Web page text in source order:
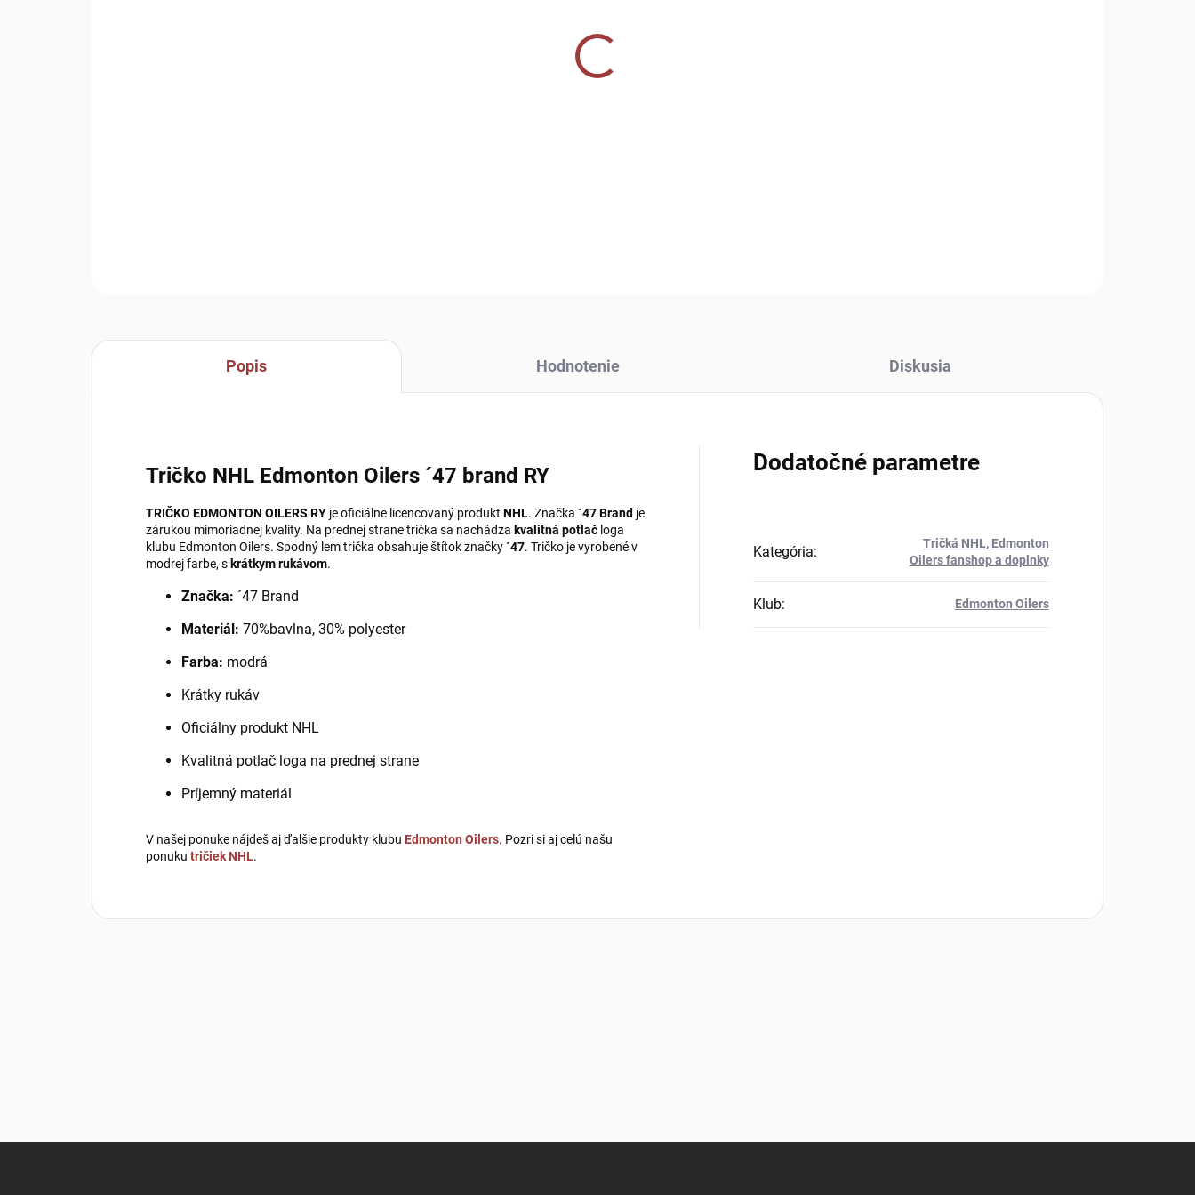
Popis Hodnotenie Diskusia
Tričko NHL Edmonton Oilers ´47 brand RY
TRIČKO EDMONTON OILERS RY je oficiálne licencovaný produkt NHL. Značka ´47 Brand je
zárukou mimoriadnej kvality. Na prednej strane trička sa nachádza kvalitná potlač loga
klubu Edmonton Oilers. Spodný lem trička obsahuje štítok značky ´47. Tričko je vyrobené v
modrejfarbe, s krátkym rukávom.
Značka: ´47 Brand
Materiál: 70%bavlna, 30% polyester
Farba: modrá
Krátky rukáv
Oficiálny produkt NHL
Kvalitná potlač loga na prednej strane
Príjemný materiál
V našej ponuke nájdeš aj ďalšie produkty klubu Edmonton Oilers. Pozri si aj celú našu
ponuku tričiek NHL.
Dodatočné parametre
Kategória: Tričká NHL, Edmonton
Oilers fanshop a doplnky
Klub: Edmonton Oilers